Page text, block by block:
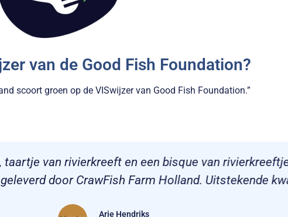
van de Good Fish Foundation?
scoort groen op de VISwijzer van Good Fish Foundation.”
en een bisque van rivierkreeftjes. Wij kregen de
Farm Holland. Uitstekende kwaliteit!”